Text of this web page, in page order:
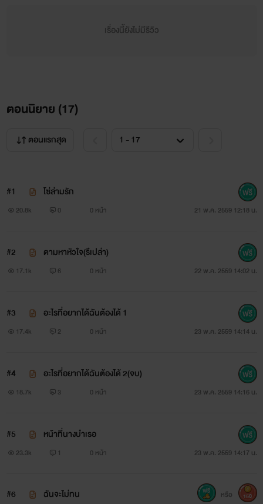
“หึ มันไม่ยากขนาดนั้นหรอก แค่เส้นผม เล็บ แค่นี้ไม่เกิน
ก็คือทายาทคนแรกของ
เดอเรอัล ผมจะมาทวงสิทธิ์ความเป็นพ่อ ที่คุณพรากคำๆนี้ไป
“ยะ อย่านะฉันขอร้อง อย่าเอาน้องมิกซ์ไป ลูกคือทุกอย่าง
ของฉัน ได้โปรด”
อาจจะไม่เจอลูกอีกเลย”
ปล่อยลูกฉันเดี๋ยวนี้เลยนะ”
“น้องมิกซ์ก็ลูกผมเหมือนกันแหละ ผมรับรอง ผมสามารถ
เพี๊ยะ
!!! ใบหน้าคมหันไปตามแรงปะทะของฝ่ามือเล็ก
“มันจะมากไปแล้วนะฟา”
เรื่องนี้ยังไม่มีรีวิว
ตอนนิยาย (17)
ตอนแรกสุด
#1 โซ่ล่ามรัก
20.8k 0 0 หน้า 21 พ.ค. 2559 12:18 น.
#2 ตามหาหัวใจ(รึเปล่า)
17.1k 6 0 หน้า 22 พ.ค. 2559 14:02 น.
#3 อะไรที่อยากได้ฉันต้องได้ 1
17.4k 2 0 หน้า 23 พ.ค. 2559 14:14 น.
#4 อะไรที่อยากได้ฉันต้องได้ 2(จบ)
18.7k 3 0 หน้า 23 พ.ค. 2559 14:16 น.
#5 หน้าที่นางบำเรอ
23.3k 1 0 หน้า 23 พ.ค. 2559 14:17 น.
#6 ฉันจะไม่ทน หรือ 150